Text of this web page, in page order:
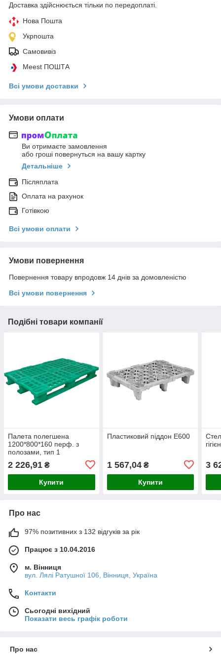
Доставка здійснюється тільки по передоплаті.
Нова Пошта
Укрпошта
Самовивіз
Meest ПОШТА
Всі умови доставки
Умови оплати
Ви отримаєте замовлення
або гроші повернуться на вашу картку
Детальніше
Післяплата
Оплата на рахунок
Готівкою
Всі умови оплати
Умови повернення
Повернення товару впродовж 14 днів за домовленістю
Всі умови повернення
Подібні товари компанії
Палета полегшена
1200*800*160 перф. з
полозами, тип 1
2 226,91 ₴
Купити
Пластиковий піддон E600
1 567,04₴
Купити
3
Про нас
97% позитивних з 132 відгуків за рік
Працює з 10.04.2016
м. Вінниця
вул. Лялі Ратушної 106, Вінниця, Україна
Контакти
Сьогодні вихідний
Показати весь графік роботи
Про нас